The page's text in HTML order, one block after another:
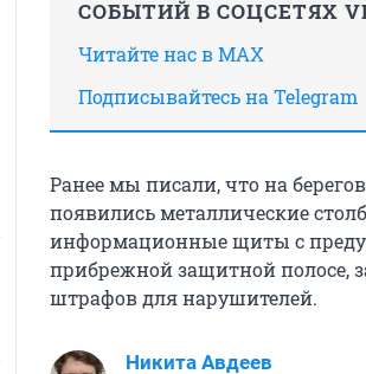
СОБЫТИЙ В СОЦСЕТЯХ
Читайте нас в MAX
Подписывайтесь на Telegram
Ранее мы писали, чтона
появились металлические
информационные щиты с
прибрежной защитной полосе,
штрафов для нарушителей.
Никита Авдеев